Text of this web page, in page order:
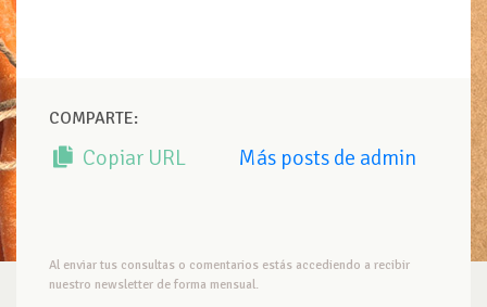
COMPARTE:
Copiar URL Más posts de admin
Al enviar tus consultas o comentarios estás accediendo a recibir
nuestro newsletter de forma mensual.